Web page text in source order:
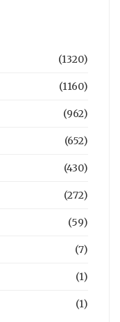
(1320)
(1160)
(962)
(652)
(430)
(272)
(59)
(7)
(1)
(1)